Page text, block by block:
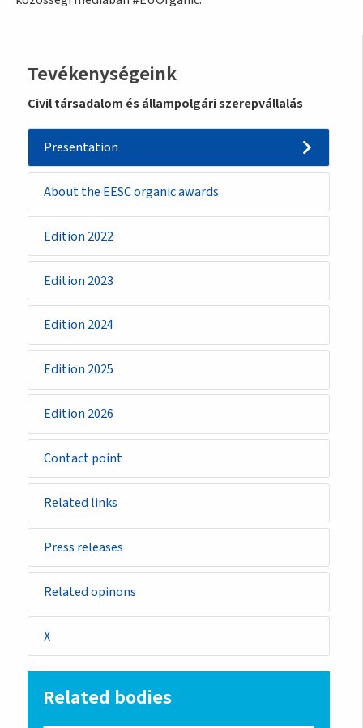
Sidemenu
-
initiative
Tevékenységeink
Civil társadalom és állampolgári szerepvállalás
Presentation
About the EESC organic awards
Edition 2022
Edition 2023
Edition 2024
Edition 2025
Edition 2026
Contact point
Related links
Press releases
Related opinons
X
Related bodies